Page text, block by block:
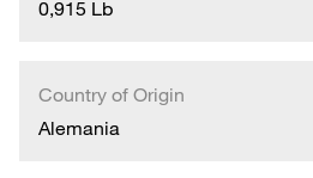
0,915 Lb
Country of Origin
Alemania